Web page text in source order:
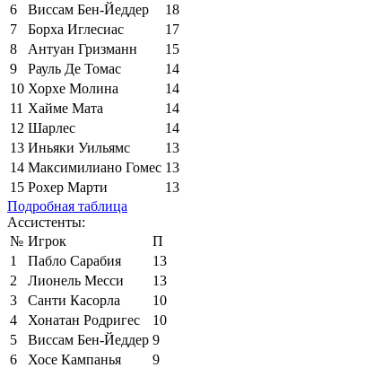
6
Виссам Бен-Йеддер
18
7
Борха Иглесиас
17
8
Антуан Гризманн
15
9
Рауль Де Томас
14
10 Хорхе Молина
14
11 Хайме Мата
14
12 Шарлес
14
13 Иньяки Уильямс
13
14 Максимилиано Гомес 13
15 Рохер Марти
13
Подробная таблица
Ассистенты:
№ Игрок
П
1
Пабло Сарабия
13
2
Лионель Месси
13
3
Санти Касорла
10
4
Хонатан Родригес
10
5
Виссам Бен-Йеддер 9
6
Хосе Кампанья
9